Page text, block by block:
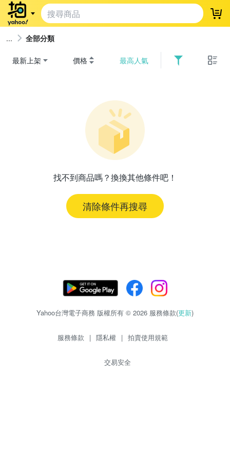
登
全部分類
最新上架 價格 最高人氣
找不到商品嗎？換換其他條件吧！
清除條件再搜尋
Yahoo台灣電子商務 版權所有 © 2026 服務條款(更新)
服務條款 | 隱私權 | 拍賣使用規範
交易安全